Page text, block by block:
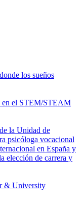
los sueños
en el STEM/STEAM
la Unidad de
psicóloga vocacional
en España y
elección de carrera y
& University